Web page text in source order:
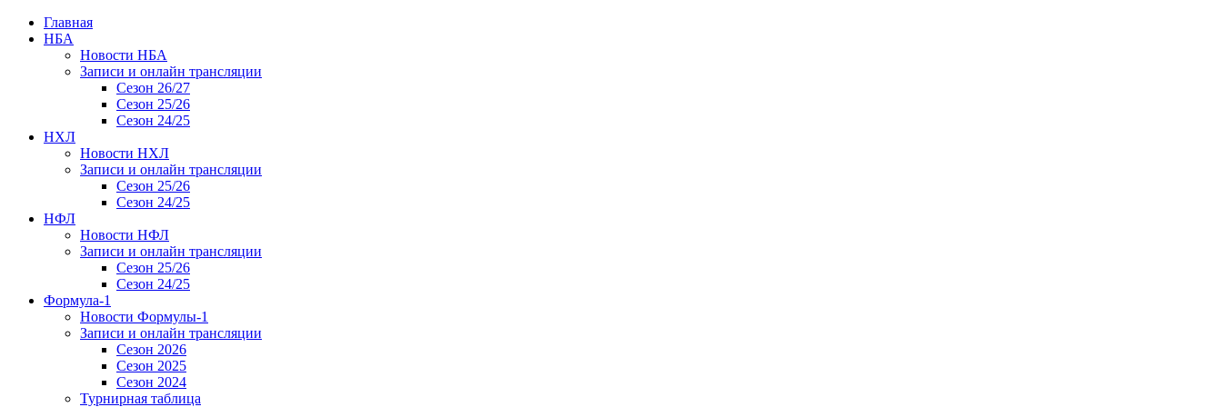
Главная
НБА
Новости НБА
Записи и онлайн трансляции
Сезон 26/27
Сезон 25/26
Сезон 24/25
НХЛ
Новости НХЛ
Записи и онлайн трансляции
Сезон 25/26
Сезон 24/25
НФЛ
Новости НФЛ
Записи и онлайн трансляции
Сезон 25/26
Сезон 24/25
Формула-1
Новости Формулы-1
Записи и онлайн трансляции
Сезон 2026
Сезон 2025
Сезон 2024
Турнирная таблица